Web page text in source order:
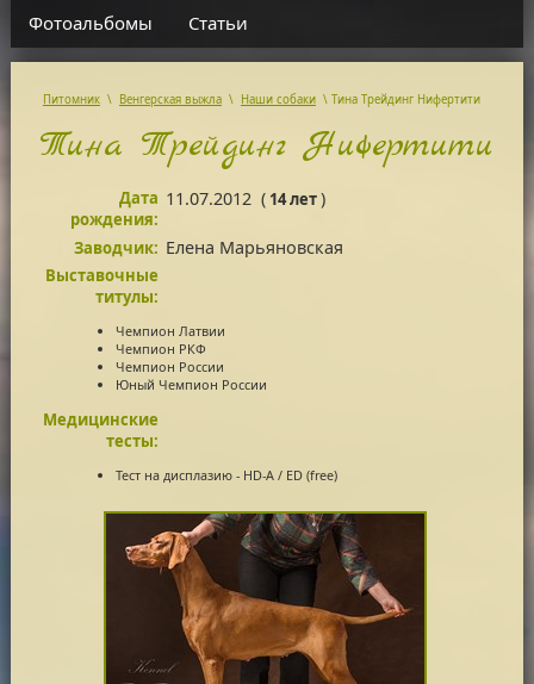
Фотоальбомы
Статьи
Питомник \ Венгерская выжла \ Наши собаки \ Тина Трейдинг Нифертити
Тина Трейдинг Нифертити
Дата
рождения:
11.07.2012(14 лет)
Заводчик: Елена Марьяновская
Выставочные
титулы:
Чемпион Латвии
Чемпион РКФ
Чемпион России
Юный Чемпион России
Медицинские
тесты:
Тест на дисплазию - HD-A / ED (free)